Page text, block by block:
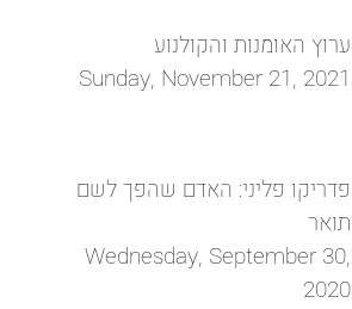
ערוץ האומנות והקולנוע
Sunday, November 21, 2021
פדריקו פליני: האדם שהפך לשם
תואר
Wednesday, September 30,
2020